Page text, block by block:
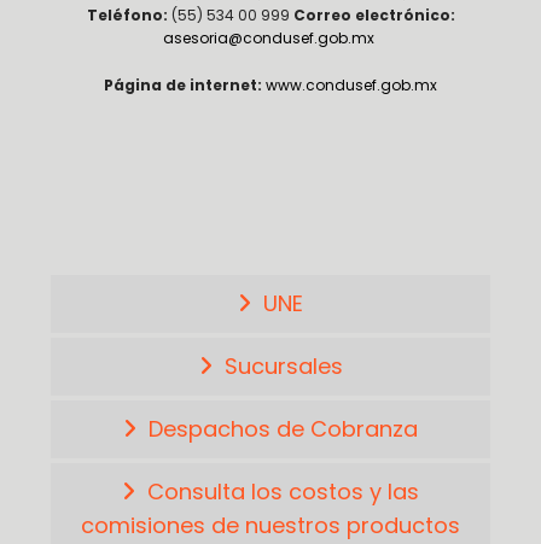
Teléfono: (55) 534 00 999 Correo electrónico:
asesoria@condusef.gob.mx
Página de internet: www.condusef.gob.mx
UNE
Sucursales
Despachos de Cobranza
Consulta los costos y las
comisiones de nuestros productos